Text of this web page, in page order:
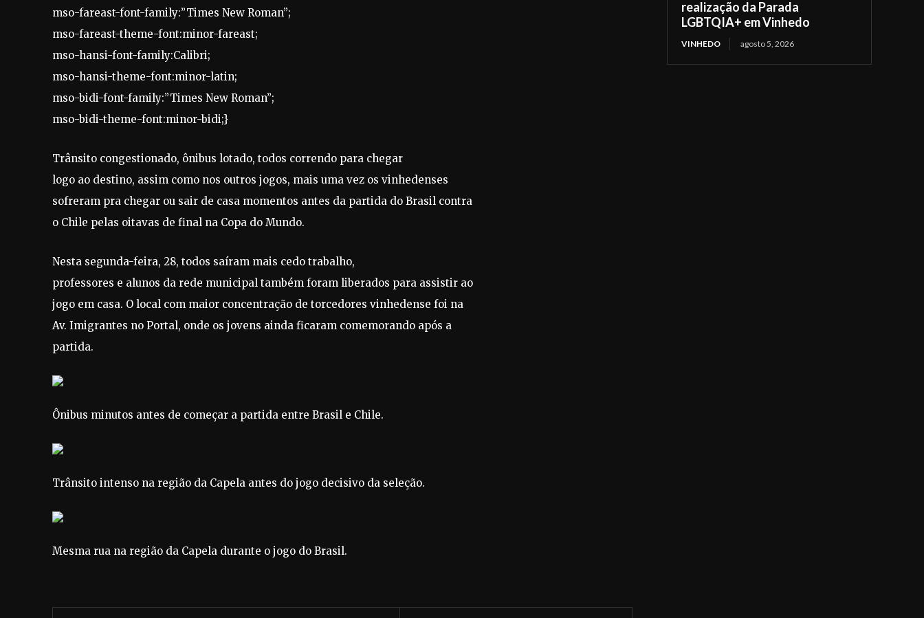
mso-fareast-font-family:”Times New Roman”;
mso-fareast-theme-font:minor-fareast;
mso-hansi-font-family:Calibri;
mso-hansi-theme-font:minor-latin;
mso-bidi-font-family:”Times New Roman”;
mso-bidi-theme-font:minor-bidi;}
Trânsito congestionado, ônibus lotado, todos correndo para chegar
logo ao destino, assim como nos outros jogos, mais uma vez os vinhedenses
sofreram pra chegar ou sair de casa momentos antes da partida do Brasil contra
o Chile pelas oitavas de final na Copa do Mundo.
Nesta segunda-feira, 28, todos saíram mais cedo trabalho,
professores e alunos da rede municipal também foram liberados para assistir ao
jogo em casa. O local com maior concentração de torcedores vinhedense foi na
Av. Imigrantes no Portal, onde os jovens ainda ficaram comemorando após a
partida.
Ônibus minutos antes de começar a partida entre Brasil e Chile.
Trânsito intenso na região da Capela antes do jogo decisivo da seleção.
Mesma rua na região da Capela durante o jogo do Brasil.
realização da Parada
LGBTQIA+ em Vinhedo
VINHEDO agosto 5, 2026